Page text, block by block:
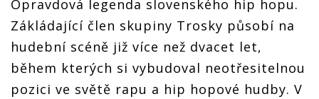
Opravdová legenda slovenského hip hopu.
Zákládající člen skupiny Trosky působí na
hudební scéně již více než dvacet let,
během kterých si vybudoval neotřesitelnou
pozici ve světě rapu a hip hopové hudby. V